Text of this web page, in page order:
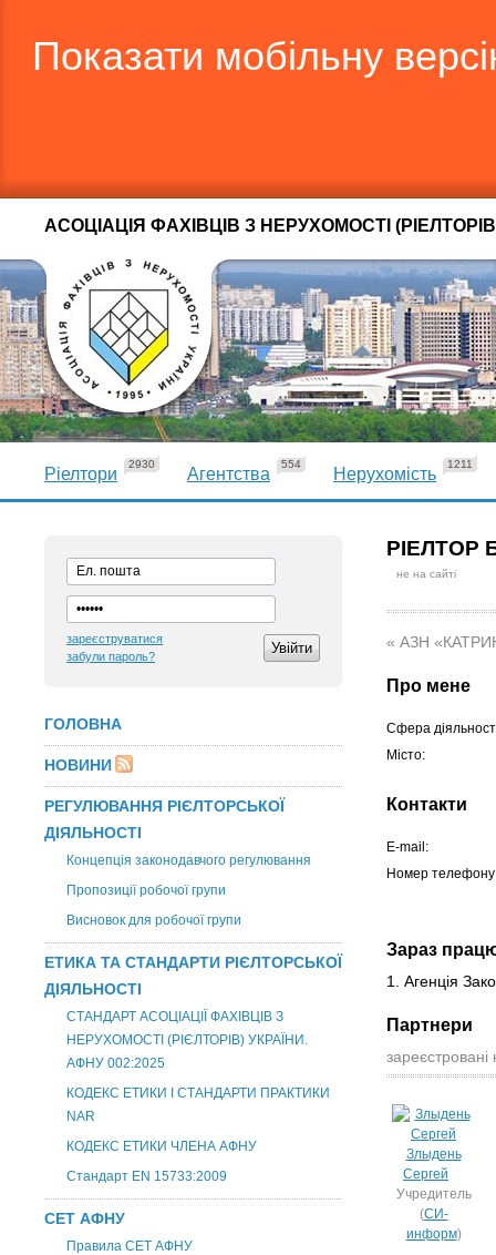
Показати мобільну
АСОЦІАЦІЯ ФАХІВЦІВ З НЕРУХОМОСТІ
Ріелтори
2930
Агентства
554
Нерухомість
1211
зареєструватися
забули пароль?
ГОЛОВНА
НОВИНИ
РЕГУЛЮВАННЯ РІЄЛТОРСЬКОЇ
ДІЯЛЬНОСТІ
Концепція законодавчого регулювання
Пропозиції робочої групи
Висновок для робочої групи
ЕТИКА ТА СТАНДАРТИ РІЄЛТОРСЬКОЇ
ДІЯЛЬНОСТІ
СТАНДАРТ АСОЦІАЦІЇ ФАХІВЦІВ З
НЕРУХОМОСТІ (РІЄЛТОРІВ) УКРАЇНИ.
АФНУ 002:2025
КОДЕКС ЕТИКИ І СТАНДАРТИ ПРАКТИКИ
NAR
КОДЕКС ЕТИКИ ЧЛЕНА АФНУ
Стандарт EN 15733:2009
СЕТ АФНУ
Правила СЕТ АФНУ
РІЕЛТОР
не на сайті
« АЗН
Про мене
Сфера
Місто:
Контакти
E-mail:
Номер
Зараз
1. Агенція
Партнери
зареєстровані
Злыдень
Сергей
Учредитель
(СИ-
информ)